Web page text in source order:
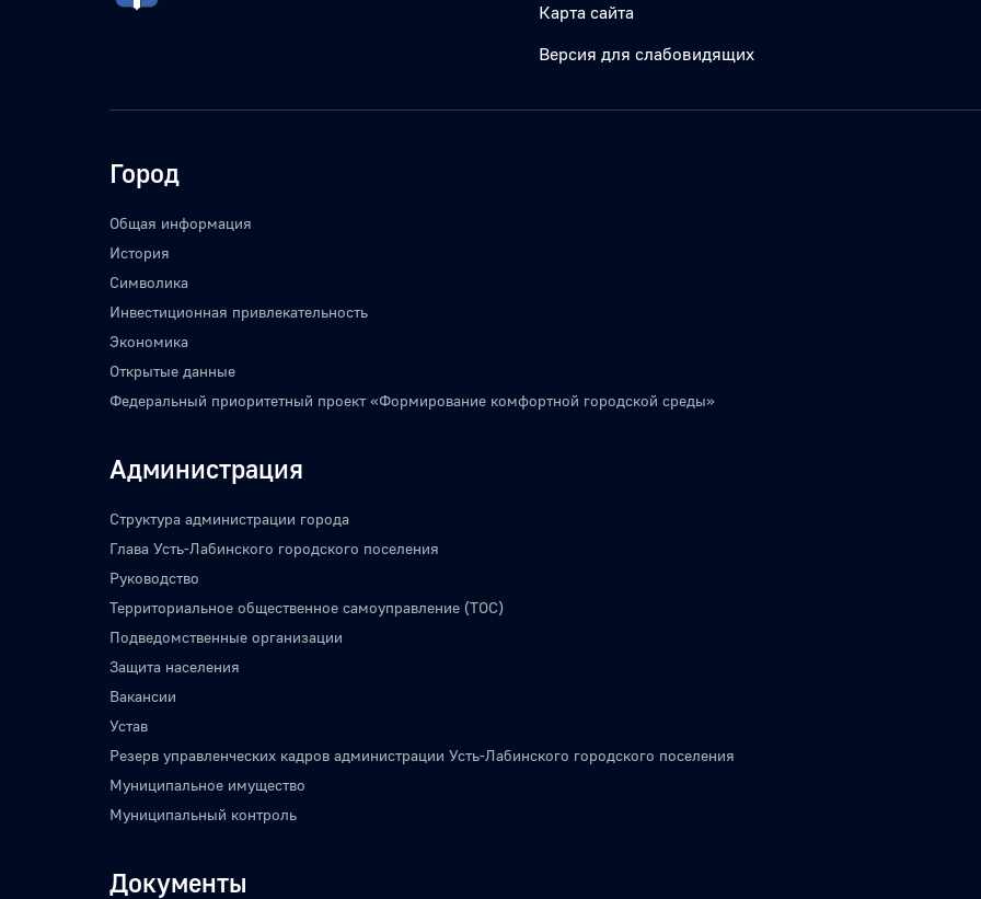
Карта сайта
Версия для слабовидящих
Город
Общая информация
История
Символика
Инвестиционная привлекательность
Экономика
Открытые данные
Федеральный приоритетный проект «Формирование комфортной городской среды»
Администрация
Структура администрации города
Глава Усть-Лабинского городского поселения
Руководство
Территориальное общественное самоуправление (ТОС)
Подведомственные организации
Защита населения
Вакансии
Устав
Резерв управленческих кадров администрации Усть-Лабинского городского поселения
Муниципальное имущество
Муниципальный контроль
Документы